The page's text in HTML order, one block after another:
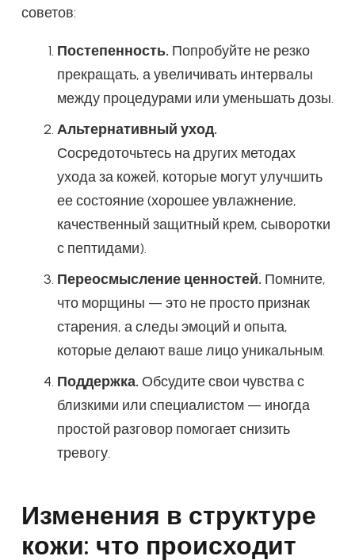
советов:
Постепенность. Попробуйте не резко
прекращать, а увеличивать интервалы
между процедурами или уменьшать дозы.
Альтернативный уход.
Сосредоточьтесь на других методах
ухода за кожей, которые могут улучшить
ее состояние (хорошее увлажнение,
качественный защитный крем, сыворотки
с пептидами).
Переосмысление ценностей. Помните,
что морщины — это не просто признак
старения, а следы эмоций и опыта,
которые делают ваше лицо уникальным.
Поддержка. Обсудите свои чувства с
близкими или специалистом — иногда
простой разговор помогает снизить
тревогу.
Изменения в структуре
кожи: что происходит